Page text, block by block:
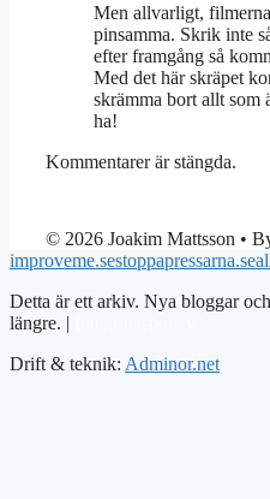
Men allvarligt,
pinsamma. Skrik inte
efter framgång så
Med det här skräpet
skrämma bort allt som
ha!
Kommentarer är stängda.
© 2026 Joakim Mattsson •
improveme.sestoppapressarna.se
Detta är ett arkiv. Nya bloggar
längre. |
Drift & teknik: Adminor.net